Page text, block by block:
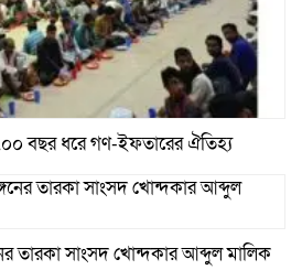
বছর ধরে গণ-ইফতারের ঐতিহ্য
তারকা সাংসদ খোন্দকার আব্দুল মালিক